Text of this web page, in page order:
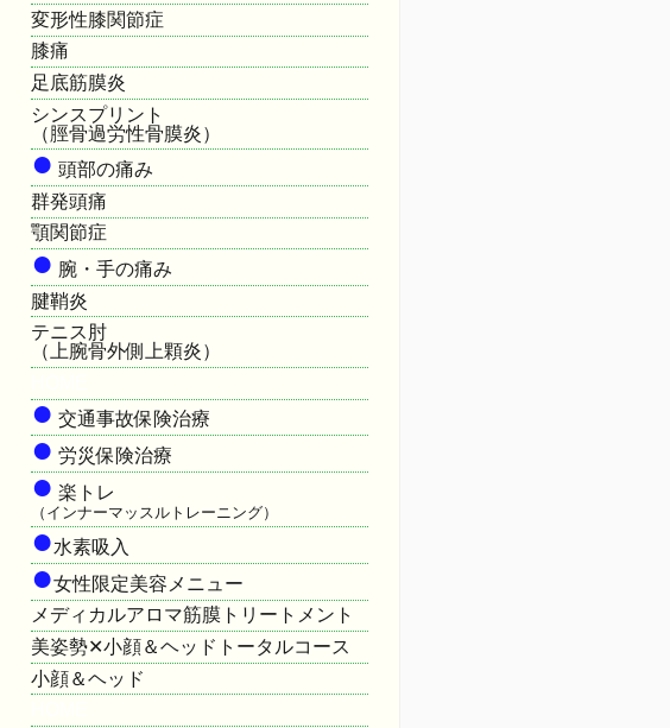
変形性膝関節症
膝痛
足底筋膜炎
シンスプリント
（脛骨過労性骨膜炎）
● 頭部の痛み
群発頭痛
顎関節症
● 腕・手の痛み
腱鞘炎
テニス肘
（上腕骨外側上顆炎）
● 交通事故保険治療
● 労災保険治療
● 楽トレ
（インナーマッスルトレーニング）
●水素吸入
●女性限定美容メニュー
メディカルアロマ筋膜トリートメント
美姿勢✕小顔＆ヘッドトータルコース
小顔＆ヘッド